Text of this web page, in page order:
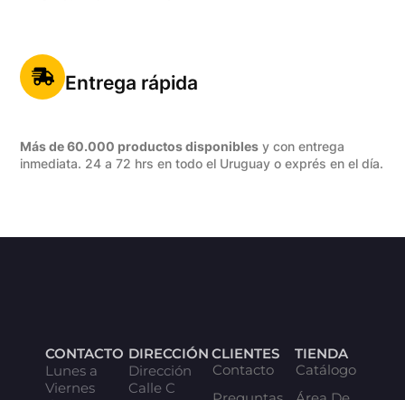
Entrega rápida
Más de 60.000 productos disponibles y con entrega
inmediata. 24 a 72 hrs en todo el Uruguay o exprés en el día.
CONTACTO
Lunes a
Viernes
DIRECCIÓN
Dirección
Calle C
CLIENTES
Contacto
TIENDA
Catálogo